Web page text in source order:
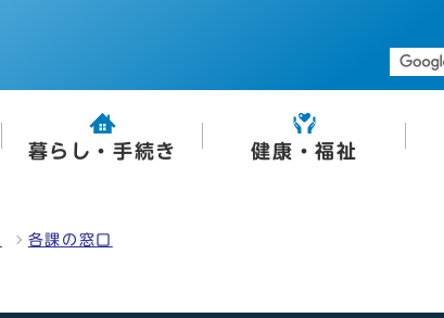
暮らし・手続き 健康・福祉
各課の窓口